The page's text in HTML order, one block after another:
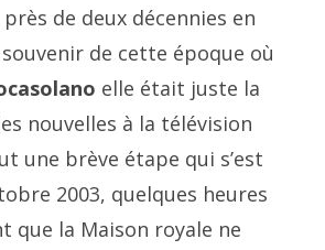
de deux décennies en
de cette époque où
elle était juste la
nouvelles à la télévision
une brève étape qui s’est
2003, quelques heures
que la Maison royale ne